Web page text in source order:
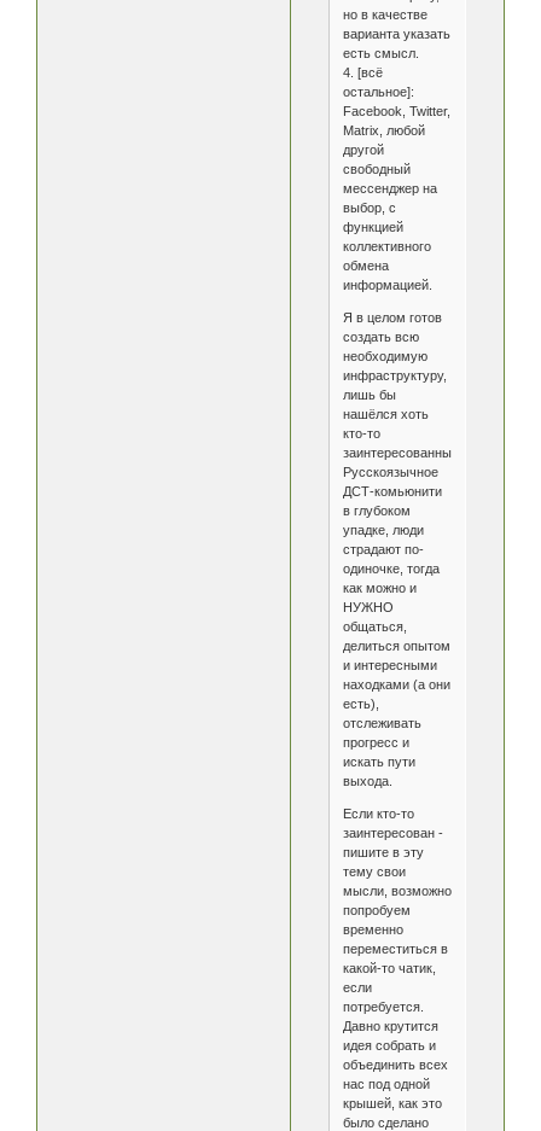
но в качестве
варианта указать
есть смысл.
4. [всё
остальное]:
Facebook, Twitter,
Matrix, любой
другой
свободный
мессенджер на
выбор, с
функцией
коллективного
обмена
информацией.
Я в целом готов
создать всю
необходимую
инфраструктуру,
лишь бы
нашёлся хоть
кто-то
заинтересованный.
Русскоязычное
ДСТ-комьюнити
в глубоком
упадке, люди
страдают по-
одиночке, тогда
как можно и
НУЖНО
общаться,
делиться опытом
и интересными
находками (а они
есть),
отслеживать
прогресс и
искать пути
выхода.
Если кто-то
заинтересован -
пишите в эту
тему свои
мысли, возможно
попробуем
временно
переместиться в
какой-то чатик,
если
потребуется.
Давно крутится
идея собрать и
объединить всех
нас под одной
крышей, как это
было сделано